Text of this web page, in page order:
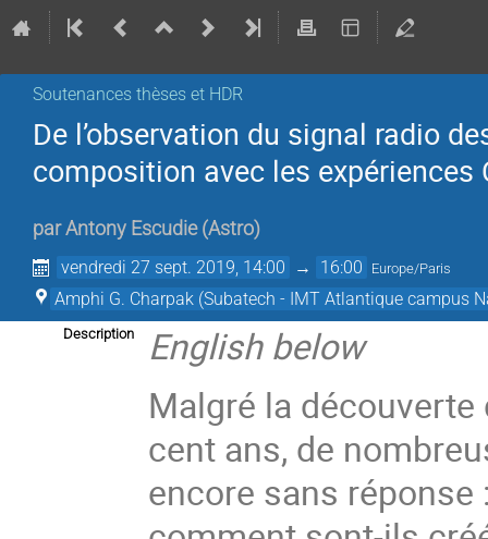
Soutenances thèses et HDR
De l’observation du signal radio
composition avec les expériences
parAntony Escudie (Astro)
vendredi 27 sept. 2019, 14:00 → 16:00 Europe/Paris
Amphi G. Charpak (Subatech - IMT Atlantique campus
Description
English below
Malgré la
cent ans, de
encore sans